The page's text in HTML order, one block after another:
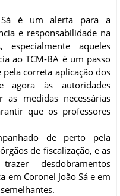
Sá é um alerta para a
e responsabilidade na
aqueles
ao TCM-BA é um passo
correta aplicação dos
agora às autoridades
as medidas necessárias
que os professores
de perto pela
de fiscalização, e as
desdobramentos
em Coronel João Sá e em